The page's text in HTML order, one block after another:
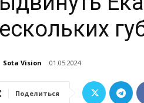
Sota Vision 01.05.2024
Поделиться